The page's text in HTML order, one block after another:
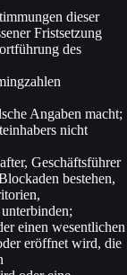
dieser
Fristsetzung
des
Angaben macht;
nicht
Geschäftsführer
bestehen,
einen wesentlichen
eröffnet wird, die